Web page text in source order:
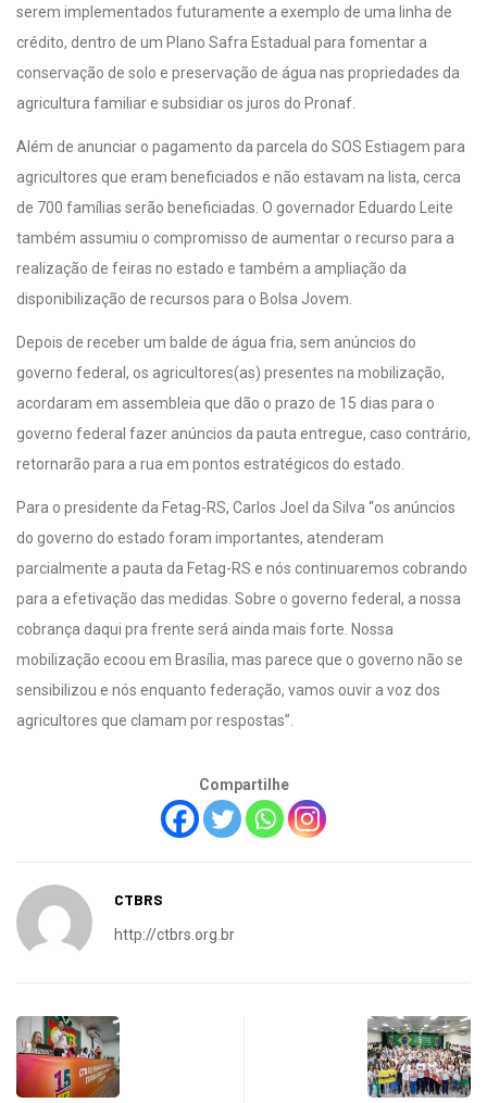
serem implementados futuramente a exemplo de uma linha de
crédito, dentro de um Plano Safra Estadual para fomentar a
conservação de solo e preservação de água nas propriedades da
agricultura familiar e subsidiar os juros do Pronaf.
Além de anunciar o pagamento da parcela do SOS Estiagem para
agricultores que eram beneficiados e não estavam na lista, cerca
de 700 famílias serão beneficiadas. O governador Eduardo Leite
também assumiu o compromisso de aumentar o recurso para a
realização de feiras no estado e também a ampliação da
disponibilização de recursos para o Bolsa Jovem.
Depois de receber um balde de água fria, sem anúncios do
governo federal, os agricultores(as) presentes na mobilização,
acordaram em assembleia que dão o prazo de 15 dias para o
governo federal fazer anúncios da pauta entregue, caso contrário,
retornarão para a rua em pontos estratégicos do estado.
Para o presidente da Fetag-RS, Carlos Joel da Silva “os anúncios
do governo do estado foram importantes, atenderam
parcialmente a pauta da Fetag-RS e nós continuaremos cobrando
para a efetivação das medidas. Sobre o governo federal, a nossa
cobrança daqui pra frente será ainda mais forte. Nossa
mobilização ecoou em Brasília, mas parece que o governo não se
sensibilizou e nós enquanto federação, vamos ouvir a voz dos
agricultores que clamam por respostas”.
Compartilhe
CTBRS
http://ctbrs.org.br